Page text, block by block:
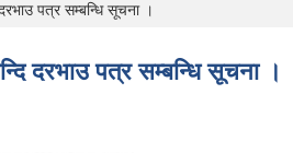
पत्र सम्बन्धि सूचना ।
दरभाउ पत्र सम्बन्धि सूचना ।